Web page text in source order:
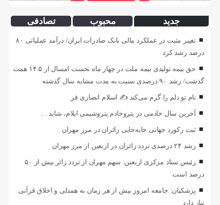
جدید محبوب تصادفی
تغییر مثبت در عملکرد مالی بانک صادرات ایران/ درآمد عملیاتی ۸۰
درصد رشد کرد
حق بیمه تولیدی بیمه ملت در چهار ماه نخست امسال از ۱۴.۵ همت
گذشت/ رشد ۹۰ درصدی نسبت به مدت مشابه سال گذشته
نام تو دلم را گرم می‌کند ✍️ اسلام انصاری فر
آخرین سال خادمی در پتروخادم پتروشیمی ایلام، شاید …
ثبت رکورد جهانی جابه‌جایی زائران در مرز مهران
رشد ۲۴ درصدی تردد زائران در اربعین از مرز مهران
رئیس ستاد مرکزی اربعین: سهم مهران از تردد زائر بیش از ۵۰
درصد است
پزشکیان: جامعه امروز بیش از هر زمان به همدلی و اخلاق قرآنی
نیاز دارد